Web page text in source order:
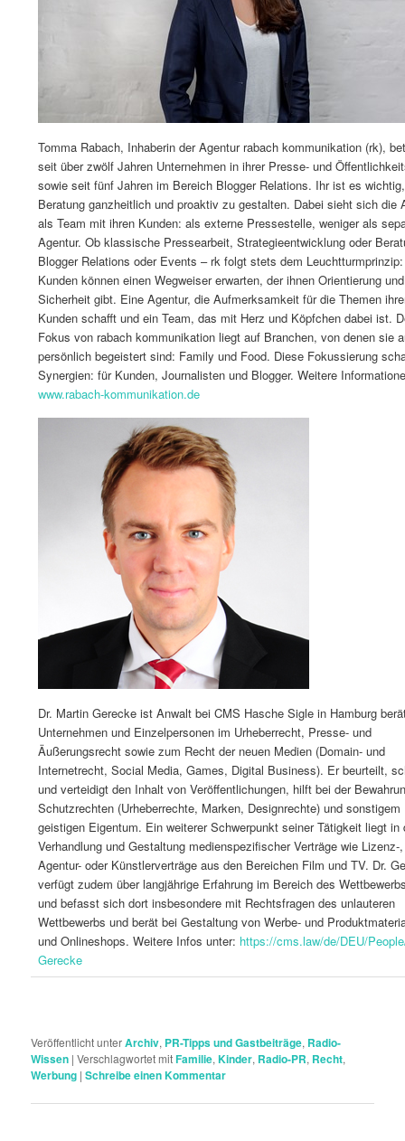
Tomma Rabach, Inhaberin der Agentur rabach kommunikation (rk),
seit über zwölf Jahren Unternehmen in ihrer Presse- und
sowie seit fünf Jahren im Bereich Blogger Relations. Ihr ist es
Beratung ganzheitlich und proaktiv zu gestalten. Dabei sieht sich die
als Team mit ihren Kunden: als externe Pressestelle, weniger als
Agentur. Ob klassische Pressearbeit, Strategieentwicklung oder
Blogger Relations oder Events – rk folgt stets dem Leuchtturmprinzip:
Kunden können einen Wegweiser erwarten, der ihnen Orientierung und
Sicherheit gibt. Eine Agentur, die Aufmerksamkeit für die Themen
Kunden schafft und ein Team, das mit Herz und Köpfchen dabei ist.
Fokus von rabach kommunikation liegt auf Branchen, von denen sie
persönlich begeistert sind: Family und Food. Diese Fokussierung
Synergien: für Kunden, Journalisten und Blogger. Weitere
www.rabach-kommunikation.de
Dr. Martin Gerecke ist Anwalt bei CMS Hasche Sigle in Hamburg
Unternehmen und Einzelpersonen im Urheberrecht, Presse- und
Äußerungsrecht sowie zum Recht der neuen Medien (Domain- und
Internetrecht, Social Media, Games, Digital Business). Er beurteilt,
und verteidigt den Inhalt von Veröffentlichungen, hilft bei der
Schutzrechten (Urheberrechte, Marken, Designrechte) und sonstigem
geistigen Eigentum. Ein weiterer Schwerpunkt seiner Tätigkeit liegt in
Verhandlung und Gestaltung medienspezifischer Verträge wie Lizenz-,
Agentur- oder Künstlerverträge aus den Bereichen Film und TV. Dr.
verfügt zudem über langjährige Erfahrung im Bereich des
und befasst sich dort insbesondere mit Rechtsfragen des unlauteren
Wettbewerbs und berät bei Gestaltung von Werbe- und
und Onlineshops. Weitere Infos unter: https://cms.law/de/DEU/
Gerecke
Veröffentlicht unterArchiv, PR-Tipps und Gastbeiträge, Radio-
Wissen |Verschlagwortet mitFamilie,Kinder, Radio-PR, Recht,
Werbung |Schreibe einen Kommentar